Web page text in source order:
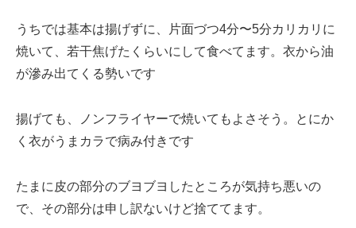
うちでは基本は揚げずに、片面づつ4分〜5分カリカリに
焼いて、若干焦げたくらいにして食べてます。衣から油
が滲み出てくる勢いです
揚げても、ノンフライヤーで焼いてもよさそう。とにか
く衣がうまカラで病み付きです
たまに皮の部分のブヨブヨしたところが気持ち悪いの
で、その部分は申し訳ないけど捨ててます。